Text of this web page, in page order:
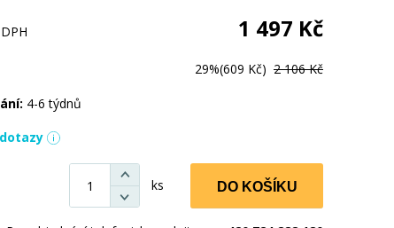
1 497 Kč
29%(609 Kč) 2 106 Kč
4-6 týdnů
ks DO KOŠÍKU